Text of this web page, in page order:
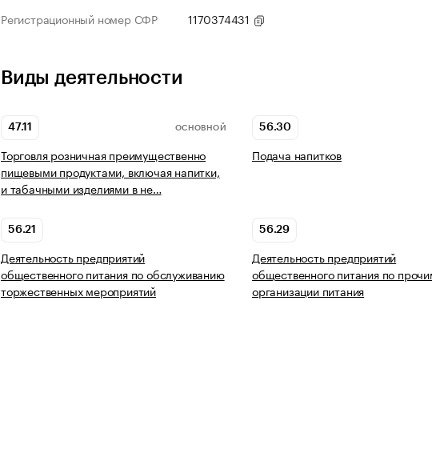
Регистрационный номер СФР 1170374431
Виды деятельности
47.11 ОСНОВНОЙ
Торговля розничная преимущественно
пищевыми продуктами, включая напитки,
и табачными изделиями в не…
56.30
Подача напитков
56.21
Деятельность предприятий
общественного питания по обслуживанию
торжественных мероприятий
56.29
Деятельность предприятий
общественного питания по
организации питания